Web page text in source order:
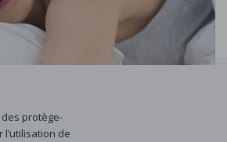
protège-
de